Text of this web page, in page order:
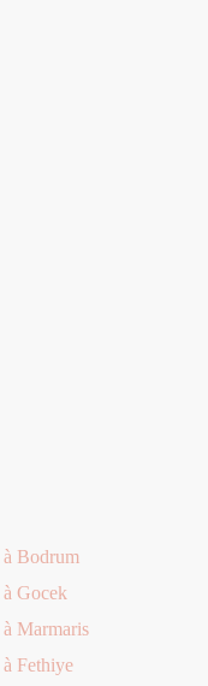
Bodrum
Gocek
Marmaris
Fethiye